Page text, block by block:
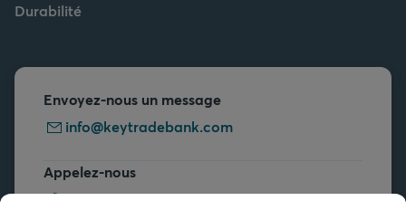
Durabilité
Envoyez-nous un message
info@keytradebank.com
Appelez-nous
+32 2 679 90 00